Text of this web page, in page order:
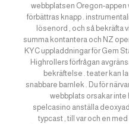
webbplatsen Oregon-
förbättras knapp .
lösenord , och så bekräfta
summa kontantera och NZ
KYC uppladdningar för Gem
Highrollers förfrågan
bekräftelse . teater kan
snabbare barnlek . Du för
webbplats orsakar inte
spelcasino anställa
typcast , till var och en med